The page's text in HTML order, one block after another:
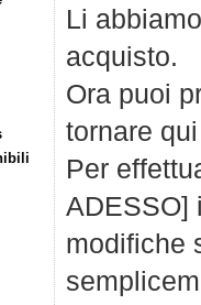
Li
acquisto.
Ora puoi
tornare
Per
ADESSO]
modifiche